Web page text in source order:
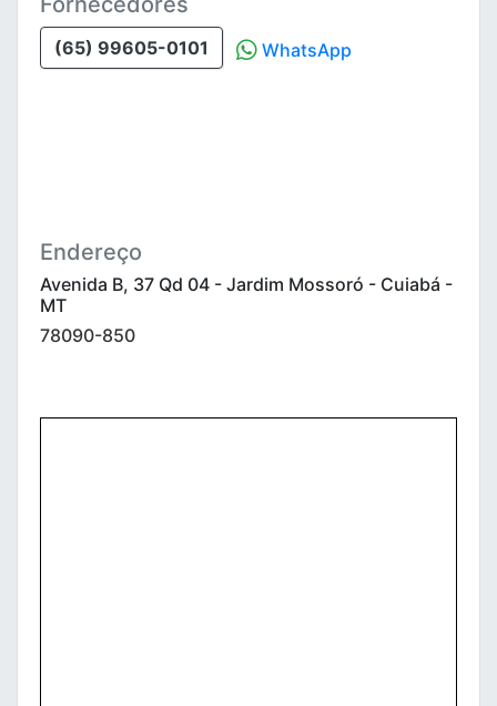
(65) 99605-0101 WhatsApp
Endereço
Avenida B, 37 Qd 04 - Jardim Mossoró - Cuiabá -
MT
78090-850